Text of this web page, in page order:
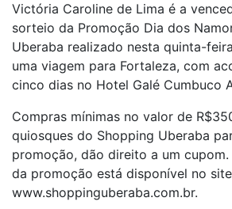
Victória Caroline de Lima é a
sorteio da Promoção Dia dos
Uberaba realizado nesta quinta-
uma viagem para Fortaleza, com
cinco dias no Hotel Galé Cumbuco
Compras mínimas no valor de
quiosques do Shopping Uberaba
promoção, dão direito a um
da promoção está disponível no site
www.shoppinguberaba.com.br.